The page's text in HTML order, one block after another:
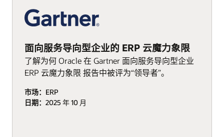
面向服务导向型企业的 ERP 云魔力象限
了解为何 Oracle 在 Gartner 面向服务导向型企业
ERP 云魔力象限 报告中被评为“领导者”。
市场： ERP
日期： 2025 年 10 月